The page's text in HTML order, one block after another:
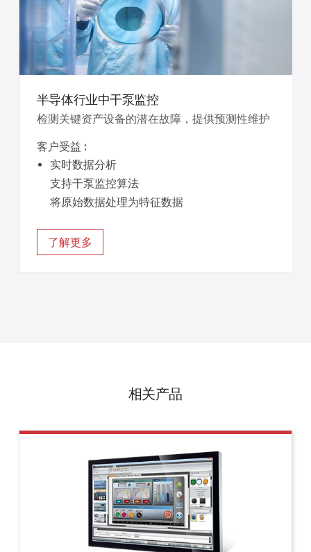
半导体行业中干泵监控
检测关键资产设备的潜在故障，提供预测性维护
客户受益 :
实时数据分析
支持干泵监控算法
将原始数据处理为特征数据
了解更多
相关产品